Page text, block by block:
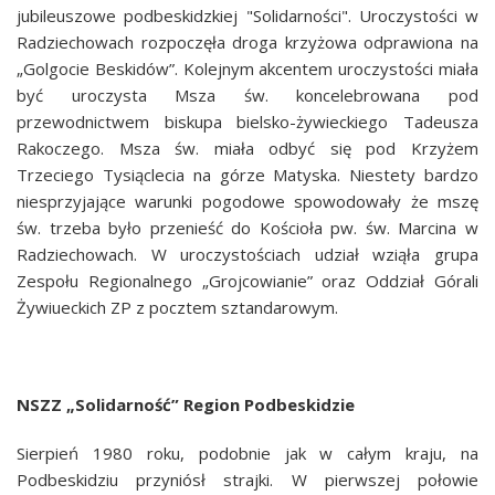
jubileuszowe podbeskidzkiej "Solidarności". Uroczystości w
Radziechowach rozpoczęła droga krzyżowa odprawiona na
„Golgocie Beskidów”. Kolejnym akcentem uroczystości miała
być uroczysta Msza św. koncelebrowana pod
przewodnictwem biskupa bielsko-żywieckiego Tadeusza
Rakoczego. Msza św. miała odbyć się pod Krzyżem
Trzeciego Tysiąclecia na górze Matyska. Niestety bardzo
niesprzyjające warunki pogodowe spowodowały że mszę
św. trzeba było przenieść do Kościoła pw. św. Marcina w
Radziechowach. W uroczystościach udział wziąła grupa
Zespołu Regionalnego „Grojcowianie” oraz Oddział Górali
Żywiueckich ZP z pocztem sztandarowym.
NSZZ „Solidarność” Region Podbeskidzie
Sierpień 1980 roku, podobnie jak w całym kraju, na
Podbeskidziu przyniósł strajki. W pierwszej połowie